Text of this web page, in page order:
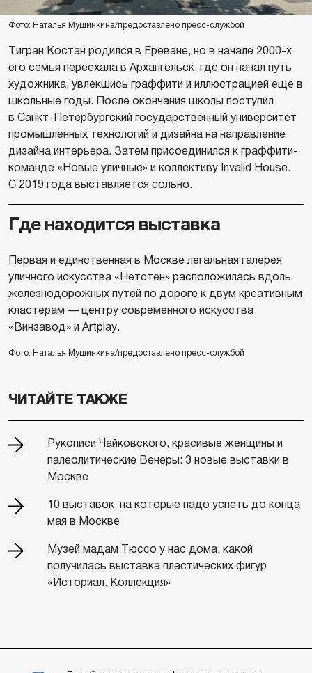
Фото: Наталья Мущинкина/предоставлено пресс-службой
Тигран Костан родился в Ереване, но в начале 2000-х
его семья переехала в Архангельск, где он начал путь
художника, увлекшись граффити и иллюстрацией еще в
школьные годы. После окончания школы поступил
в Санкт-Петербургский государственный университет
промышленных технологий и дизайна на направление
дизайна интерьера. Затем присоединился к граффити-
команде «Новые уличные» и коллективу Invalid House.
С 2019 года выставляется сольно.
Где находится выставка
Первая и единственная в Москве легальная галерея
уличного искусства «Нетстен» расположилась вдоль
железнодорожных путей по дороге к двум креативным
кластерам — центру современного искусства
«Винзавод» и Artplay.
Фото: Наталья Мущинкина/предоставлено пресс-службой
ЧИТАЙТЕ ТАКЖЕ
Рукописи Чайковского, красивые женщины и
палеолитические Венеры: 3 новые выставки в
Москве
10 выставок, на которые надо успеть до конца
мая в Москве
Музей мадам Тюссо у нас дома: какой
получилась выставка пластических фигур
«Историал. Коллекция»